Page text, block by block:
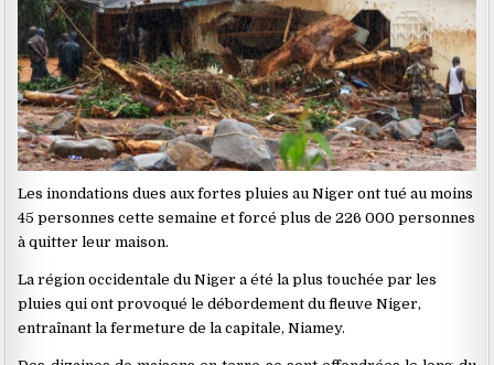
Les inondations dues aux fortes pluies au Niger ont tué au moins
45 personnes cette semaine et forcé plus de 226 000 personnes
à quitter leur maison.
La région occidentale du Niger a été la plus touchée par les
pluies qui ont provoqué le débordement du fleuve Niger,
entraînant la fermeture de la capitale, Niamey.